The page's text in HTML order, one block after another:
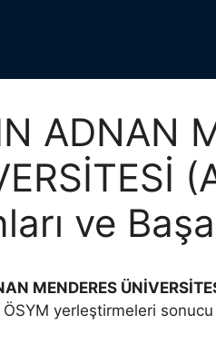
ADNAN
ve
MENDERES
ÖSYM yerleştirmeleri sonucu